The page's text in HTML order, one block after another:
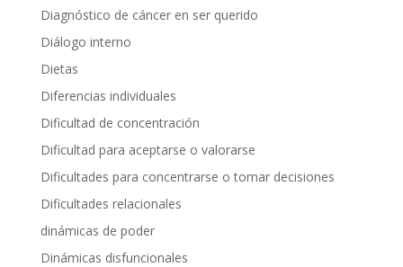
Diagnóstico de cáncer en ser querido
Diálogo interno
Dietas
Diferencias individuales
Dificultad de concentración
Dificultad para aceptarse o valorarse
Dificultades para concentrarse o tomar decisiones
Dificultades relacionales
dinámicas de poder
Dinámicas disfuncionales